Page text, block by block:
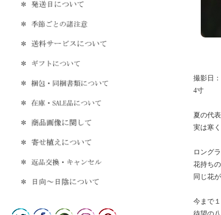
撮影日
4寸
夏の代
実は寒
ロング
花持ち
同じ花
今まで